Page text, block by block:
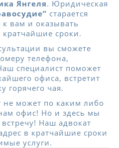
Янгеля. Юридическая
старается
вам и оказывать
кратчайшие сроки.
вы сможете
телефона,
специалист поможет
офиса, встретит
горячего чая.
не может по каким либо
офис! Но и здесь мы
Наш адвокат
в кратчайшие сроки
услуги.